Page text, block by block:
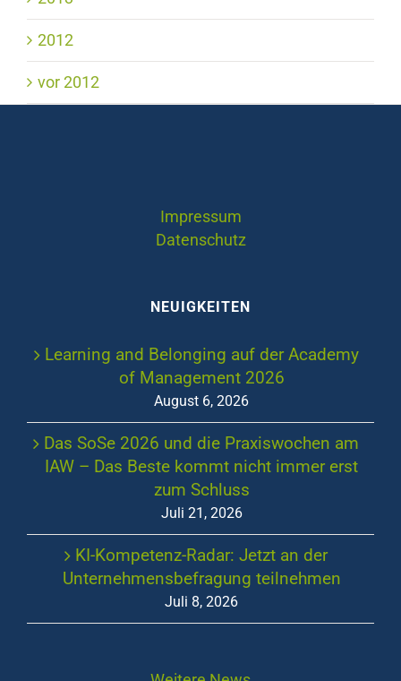
2012
vor 2012
Impressum
Datenschutz
NEUIGKEITEN
Learning and Belonging auf der Academy
of Management 2026
August 6, 2026
Das SoSe 2026 und die Praxiswochen am
IAW – Das Beste kommt nicht immer erst
zum Schluss
Juli 21, 2026
KI-Kompetenz-Radar: Jetzt an der
Unternehmensbefragung teilnehmen
Juli 8, 2026